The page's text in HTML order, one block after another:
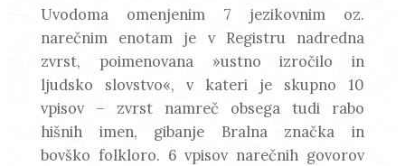
Uvodoma omenjenim 7 jezikovnim oz.
narečnim enotam je v Registru nadredna
zvrst, poimenovana »ustno izročilo in
ljudsko slovstvo«, v kateri je skupno 10
vpisov – zvrst namreč obsega tudi rabo
hišnih imen, gibanje Bralna značka in
bovško folkloro. 6 vpisov narečnih govorov